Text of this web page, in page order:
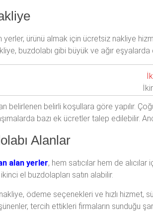
yerler, ürünü almak için ücretsiz nakliye
buzdolabı gibi büyük ve ağır eşyalarda
belirlenen belirli koşullara göre yapılır.
bazı ek ücretler talep edilebilir.
Alanlar
alan yerler, hem satıcılar hem de
el buzdolapları satın alabilir.
ödeme seçenekleri ve hızlı hizmet,
tercih ettikleri firmaların sunduğu